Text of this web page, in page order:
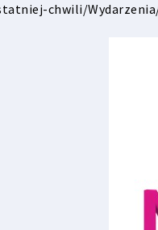
chwili/